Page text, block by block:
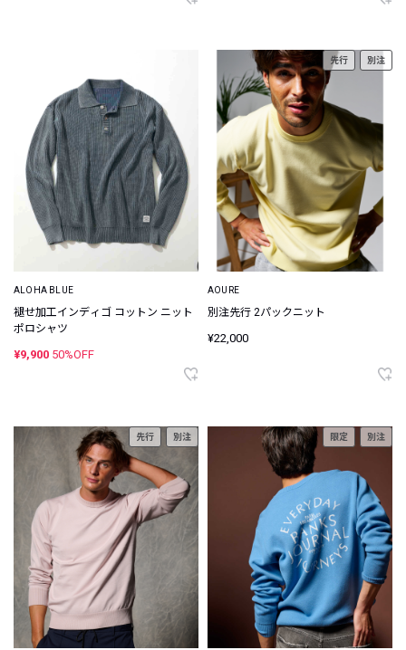
ALOHA BLUE
褪せ加工インディゴ コットン ニット
ポロシャツ
¥9,900 50%OFF
先行 別注
AOURE
別注先行 2パックニット
¥22,000
先行 別注 限定 別注